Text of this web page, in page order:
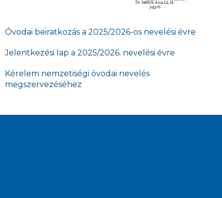
Óvodai beiratkozás a 2025/2026-os nevelési évre
Jelentkezési lap a 2025/2026. nevelési évre
Kérelem nemzetiségi óvodai nevelés
megszervezéséhez